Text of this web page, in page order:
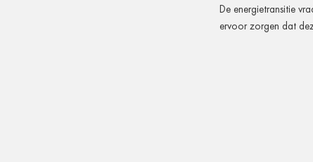
De energietransitie
ervoor zorgen dat